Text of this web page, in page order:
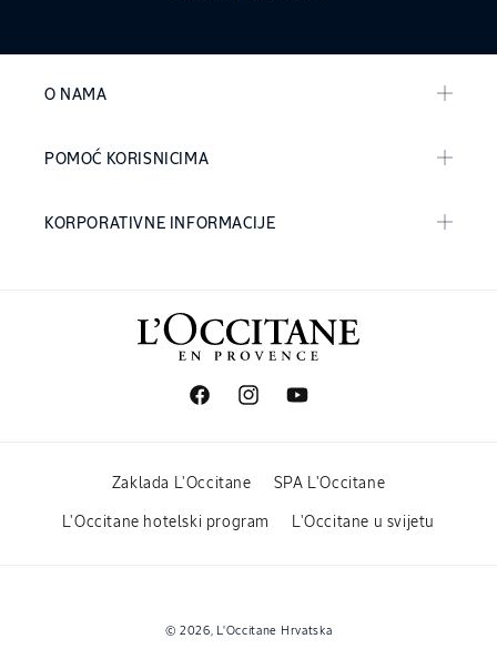
O NAMA
POMOĆ KORISNICIMA
KORPORATIVNE INFORMACIJE
FacebookInstagramYouTube
Zaklada L'Occitane SPA L'Occitane
L'Occitane hotelski program L'Occitane u svijetu
© 2026, L'Occitane Hrvatska